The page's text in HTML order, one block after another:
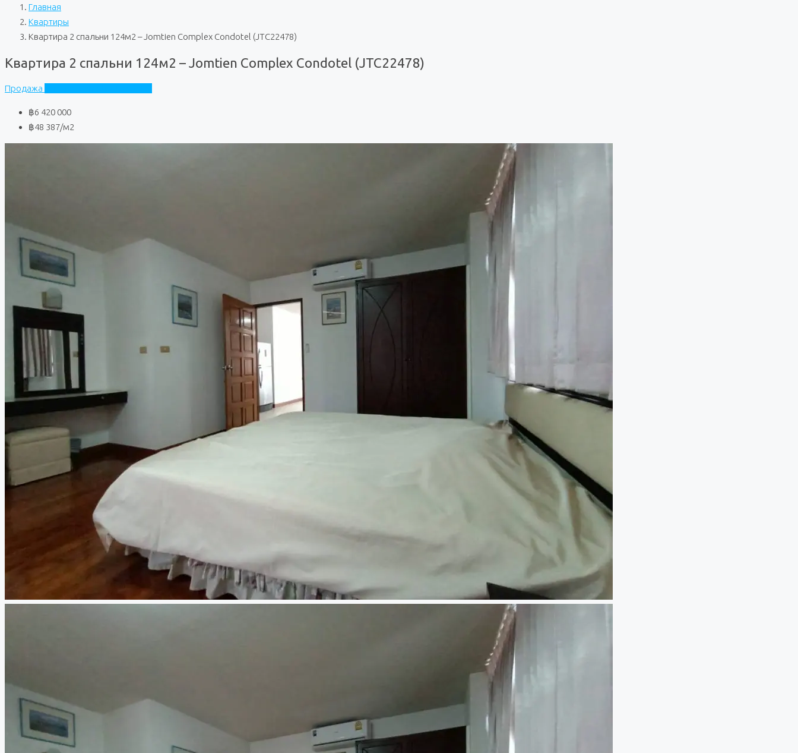
Главная
Квартиры
Квартира 2 спальни 124м2 – Jomtien Complex Condotel (JTC22478)
Квартира 2 спальни 124м2 – Jomtien Complex Condotel (JTC22478)
Продажа
฿6 420 000
฿48 387/м2